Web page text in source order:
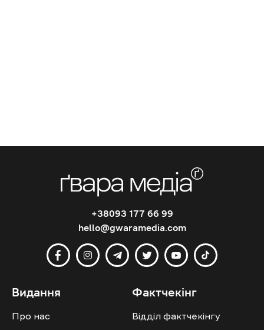
+38093 177 66 99
hello@gwaramedia.com
Видання
Про нас
Фактчекінг
Відділ фактчекінгу